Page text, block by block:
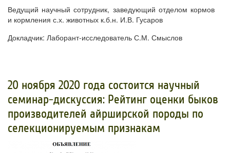
Ведущий научный сотрудник, заведующий отделом кормов
и кормления с.х. животных к.б.н. И.В. Гусаров
Докладчик: Лаборант-исследователь С.М. Смыслов
20 ноября 2020 года состоится научный
семинар-дискуссия: Рейтинг оценки быков
производителей айрширской породы по
селекционируемым признакам